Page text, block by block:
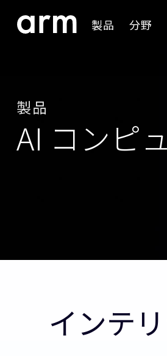
Skip to Footer 製品 分野
製品
AI コンピ
インテ